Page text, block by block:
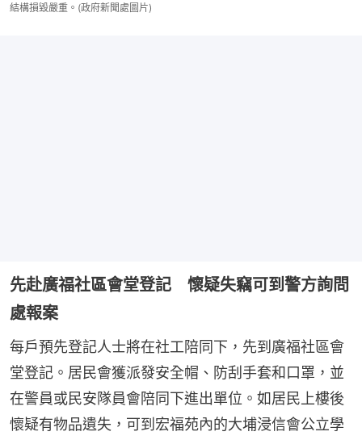
結構損毀嚴重。(政府新聞處圖片)
先赴廣福社區會堂登記 懷疑失竊可到警方詢問
處報案
每戶預先登記人士將在社工陪同下，先到廣福社區會
堂登記。居民會獲派發安全帽、防刮手套和口罩，並
在警員或民安隊員會陪同下進出單位。如居民上樓後
懷疑有物品遺失，可到宏福苑內的大埔浸信會公立學